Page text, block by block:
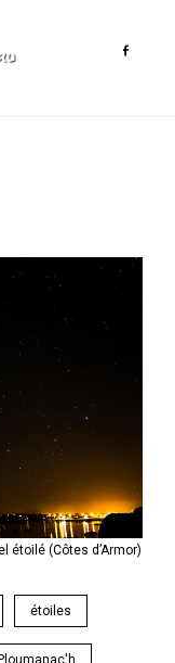
étoilé (Côtes d’Armor)
étoiles